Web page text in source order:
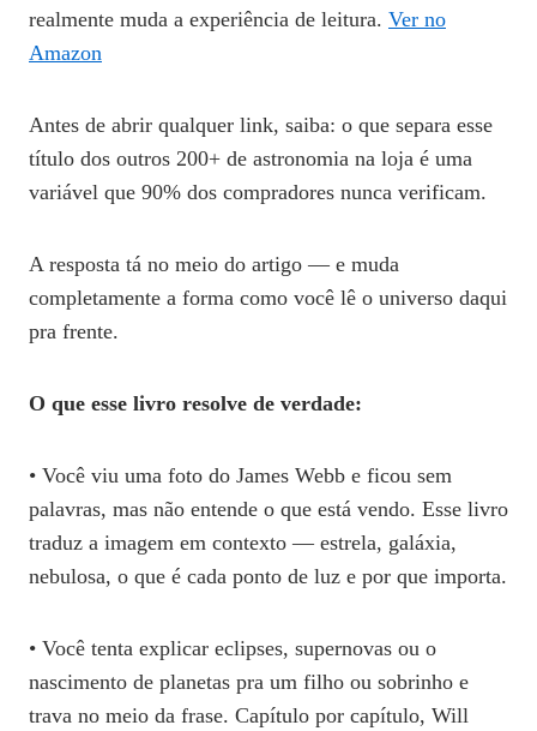
realmente muda a experiência de leitura. Ver no
Amazon
Antes de abrir qualquer link, saiba: o que separa esse
título dos outros 200+ de astronomia na loja é uma
variável que 90% dos compradores nunca verificam.
A resposta tá no meio do artigo — e muda
completamente a forma como você lê o universo daqui
pra frente.
O que esse livro resolve de verdade:
• Você viu uma foto do James Webb e ficou sem
palavras, mas não entende o que está vendo. Esse livro
traduz a imagem em contexto — estrela, galáxia,
nebulosa, o que é cada ponto de luz e por que importa.
• Você tenta explicar eclipses, supernovas ou o
nascimento de planetas pra um filho ou sobrinho e
trava no meio da frase. Capítulo por capítulo, Will